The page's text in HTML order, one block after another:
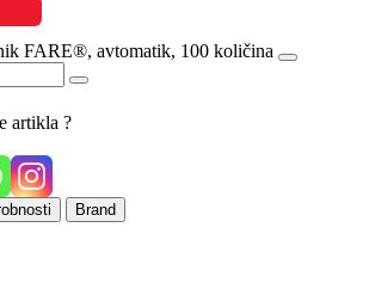
FARE®, avtomatik, 100 količina
artikla ?
Brand